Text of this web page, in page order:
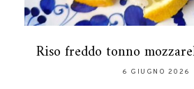
Riso freddo tonno
6 GIUGNO 2026